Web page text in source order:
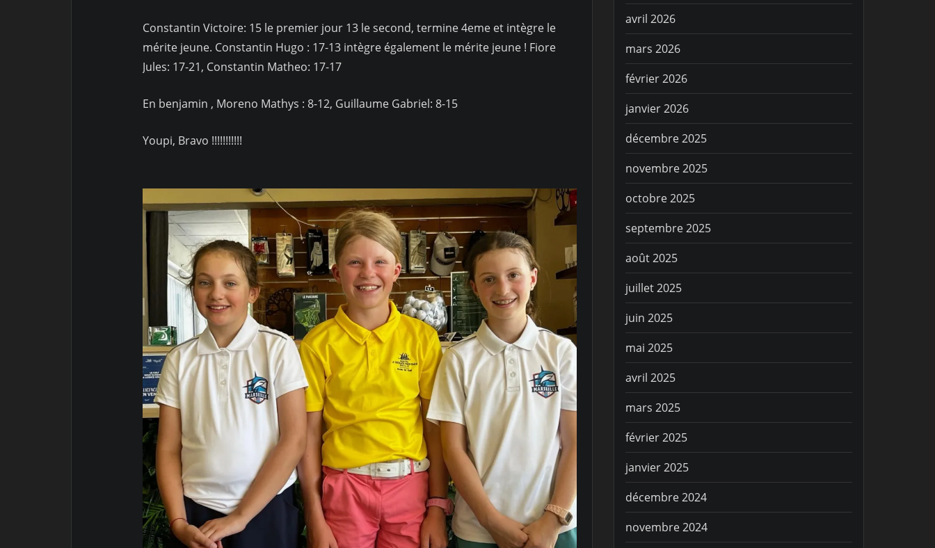
Constantin Victoire: 15 le premier jour 13 le second, termine 4eme et intègre le
mérite jeune. Constantin Hugo : 17-13 intègre également le mérite jeune ! Fiore
Jules: 17-21, Constantin Matheo: 17-17
En benjamin , Moreno Mathys : 8-12, Guillaume Gabriel: 8-15
Youpi, Bravo !!!!!!!!!!!
avril 2026
mars 2026
février 2026
janvier 2026
décembre 2025
novembre 2025
octobre 2025
septembre 2025
août 2025
juillet 2025
juin 2025
mai 2025
avril 2025
mars 2025
février 2025
janvier 2025
décembre 2024
novembre 2024